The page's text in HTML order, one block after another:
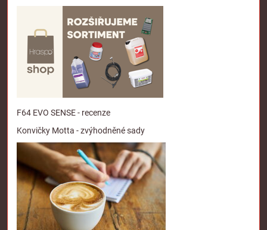
F64 EVO SENSE - recenze
Konvičky Motta - zvýhodněné sady